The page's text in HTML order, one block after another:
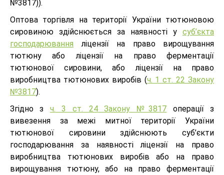
№3817)).
Оптова торгівля на території України тютюновою
сировиною здійснюється за наявності у суб’єкта
господарювання ліцензії на право вирощування
тютюну або ліцензії на право ферментації
тютюнової сировини, або ліцензії на право
виробництва тютюнових виробів (ч. 1 ст. 22 Закону
№3817).
Згідно з ч. 3 ст. 24 Закону №3817 операції з
вивезення за межі митної території України
тютюнової сировини здійснюють суб’єкти
господарювання за наявності ліцензії на право
виробництва тютюнових виробів або на право
вирощування тютюну, або на право ферментації